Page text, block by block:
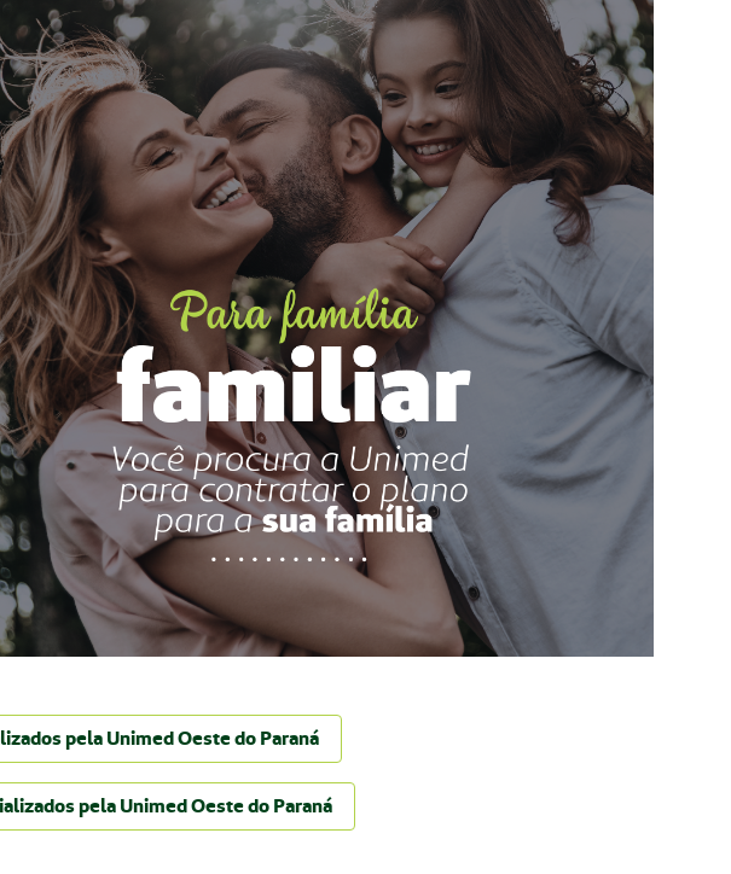
pela Unimed Oeste do Paraná
pela Unimed Oeste do Paraná